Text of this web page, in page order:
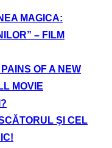
MAGICA:
– FILM
OF A NEW
MOVIE
ŞI CEL